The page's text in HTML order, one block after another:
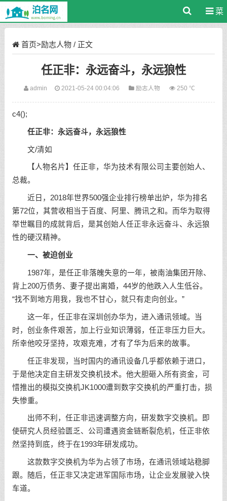
菜
首页>励志人物/ 正文
任正非：永远奋斗，永远狼性
admin 2021-05-24 00:04:06 励志人物 250 ℃
c4();
任正非：永远奋斗，永远狼性
文/清如
【人物名片】任正非，华为技术有限公司主要创始人、
总裁。
近日，2018年世界500强企业排行榜单出炉，华为排名
第72位，其营收相当于百度、阿里、腾讯之和。而华为取得
举世瞩目的成就背后，是其创始人任正非永远奋斗、永远狼
性的硬汉精神。
一、被迫创业
1987年，是任正非落魄失意的一年，被南油集团开除、
背上200万债务、妻子提出离婚，44岁的他跌入人生低谷。
“找不到地方用我，我也不甘心，就只有走向创业。”
这一年，任正非在深圳创办华为，进入通讯领域。当
时，创业条件艰苦，加上行业知识薄弱，任正非压力巨大。
所幸他咬牙坚持，攻艰克难，才有了华为后来的故事。
任正非发现，当时国内的通讯设备几乎都依赖于进口，
于是他决定自主研发交换机技术。他大胆砸入所有资金，可
惜推出的模拟交换机JK1000遭到数字交换机的严重打击，损
失惨重。
出师不利，任正非迅速调整方向，研发数字交换机。即
使研究人员经验匮乏、公司遭遇资金链断裂危机，任正非依
然坚持到底，终于在1993年研发成功。
这款数字交换机为华为占领了市场，在通讯领域站稳脚
跟。随后，任正非又决定进军国际市场，让企业发展驶入快
车道。